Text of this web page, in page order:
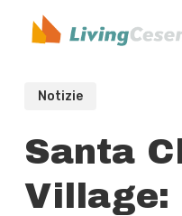
Notizie
Santa
Village: